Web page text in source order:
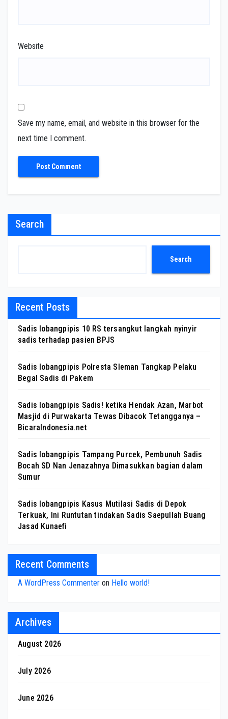
Website
Save my name, email, and website in this browser for the
next time I comment.
Search
Search
Recent Posts
Sadis lobangpipis 10 RS tersangkut langkah nyinyir
sadis terhadap pasien BPJS
Sadis lobangpipis Polresta Sleman Tangkap Pelaku
Begal Sadis di Pakem
Sadis lobangpipis Sadis! ketika Hendak Azan, Marbot
Masjid di Purwakarta Tewas Dibacok Tetangganya –
BicaraIndonesia.net
Sadis lobangpipis Tampang Purcek, Pembunuh Sadis
Bocah SD Nan Jenazahnya Dimasukkan bagian dalam
Sumur
Sadis lobangpipis Kasus Mutilasi Sadis di Depok
Terkuak, Ini Runtutan tindakan Sadis Saepullah Buang
Jasad Kunaefi
Recent Comments
A WordPress Commenter on Hello world!
Archives
August 2026
July 2026
June 2026